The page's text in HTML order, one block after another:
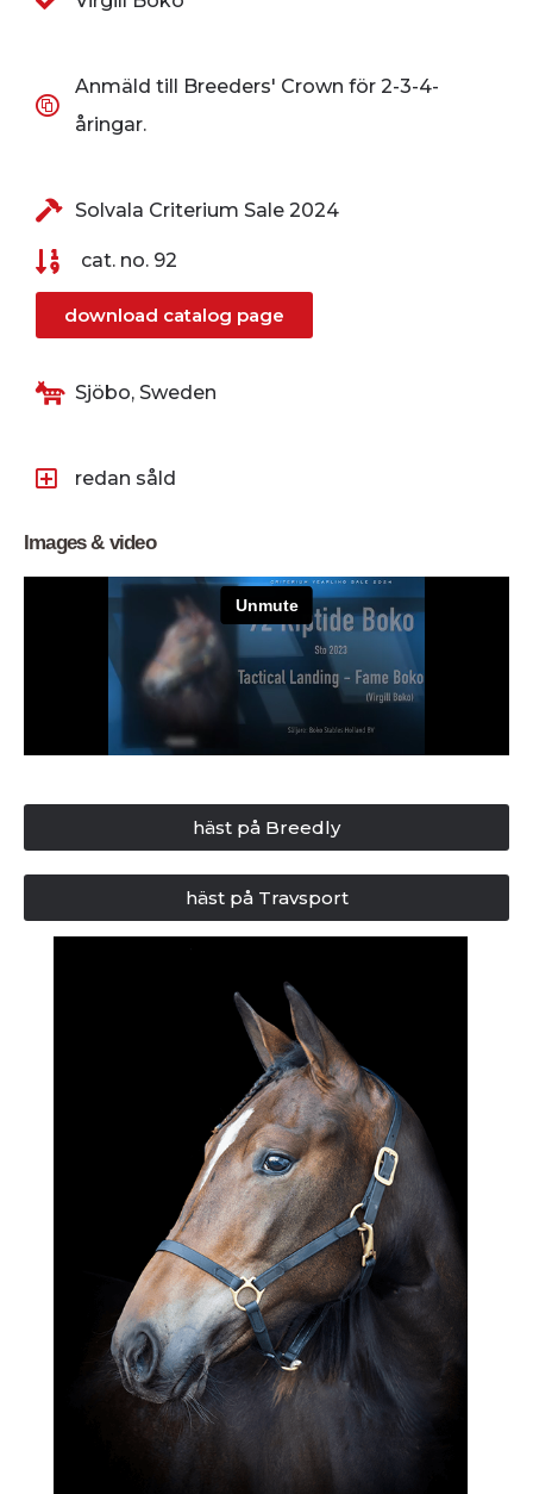
Anmäld till Breeders' Crown för 2-3-4-
åringar.
Solvala Criterium Sale 2024
cat. no. 92
download catalog page
Sjöbo, Sweden
redan såld
Images & video
häst på Breedly
häst på Travsport